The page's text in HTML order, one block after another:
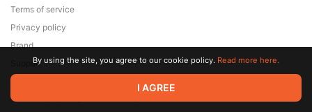
© 2026 Zaya Solutions Limited. All rights reserved. All trademarks
are the property of their respective owners.
Terms of service
Privacy policy
Brand
SupportBy using the site, you agree to our cookie policy. Read more here.
I AGREE